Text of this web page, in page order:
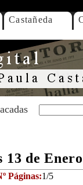
Castañeda
de
Páginas:1/5